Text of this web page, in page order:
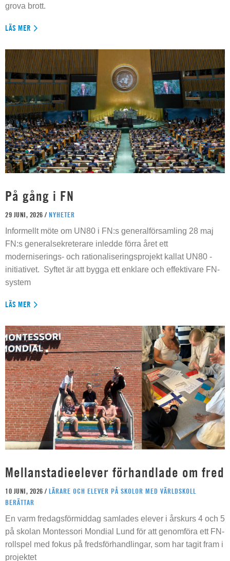
grova brott.
LÄS MER
På gång i FN
29 JUNI, 2026 / NYHETER
Informellt möte om UN80 i FN:s generalförsamling 28 maj
FN:s generalsekreterare inledde förra året ett
moderniserings- och rationaliseringsprojekt kallat UN80 -
initiativet. Syftet är att bygga ett enklare och effektivare FN-
system
LÄS MER
Mellanstadieelever förhandlade om fred
10 JUNI, 2026 / LÄRARE OCH ELEVER PÅ SKOLOR MED VÄRLDSKOLL
BERÄTTAR
En varm fredagsförmiddag samlades elever i årskurs 4 och 5
på skolan Montessori Mondial Lund för att genomföra ett FN-
rollspel med fokus på fredsförhandlingar, som har tagit fram i
projektet